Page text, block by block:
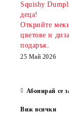
Squishy
деца!
Открийте
цветове и
подарък.
25 Май 2026
Абонирай се
Виж всички